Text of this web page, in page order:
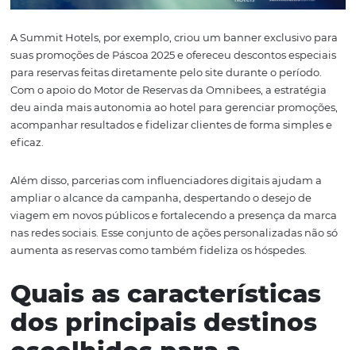
ampliarem sua oferta.
Para maximizar a ocupação e a receita durante os
alta demanda, como os feriados, é fundamental que
invistam em campanhas personalizadas.
O uso estratégico de ferramentas de CRM (Customer
base em histórico de reservas, preferências e
possibilitando ações mais assertivas. Com isso, é
campanhas de E-mail Marketing direcionadas,
pacotes exclusivos, descontos ou experiências